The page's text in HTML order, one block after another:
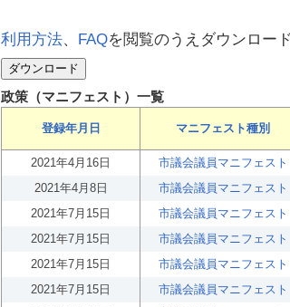
利用方法、 FAQを閲覧のうえダウンロー
政策（マニフェスト）一覧
登録年月日 マニフェスト種別
2021年4月16日
市議会議員マニフェスト
2021年4月8日
市議会議員マニフェスト
2021年7月15日
市議会議員マニフェスト
2021年7月15日
市議会議員マニフェスト
2021年7月15日
市議会議員マニフェスト
2021年7月15日
市議会議員マニフェスト